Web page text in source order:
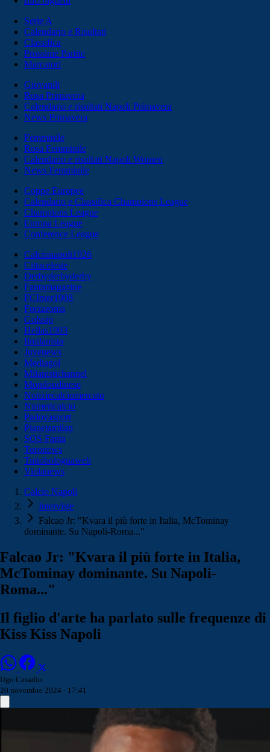
Serie A
Calendario e Risultati
Classifica
Prossime Partite
Marcatori
Giovanili
Rosa Primavera
Calendario e risultati Napoli Primavera
News Primavera
Femminile
Rosa Femminile
Calendario e risultati Napoli Women
News Femminile
Coppe Europee
Calendario e Classifica Champions League
Champions League
Europa League
Conference League
Calcionapoli1926
Cittaceleste
Derbyderbyderby
Fantamagazine
FCInter1908
Forzaroma
Golssip
Hellas1903
Ilmilanista
Juvenews
Mediagol
Milanistichannel
Mondoudinese
Notiziecalciomercato
Numericalcio
Padovasport
Pianetamilan
SOS Fanta
Toronews
Tuttobolognaweb
Violanews
Calcio Napoli
Interviste
Falcao Jr: "Kvara il più forte in Italia, McTominay
dominante. Su Napoli-Roma..."
Falcao Jr: "Kvara il più forte in Italia,
McTominay dominante. Su Napoli-
Roma..."
Il figlio d'arte ha parlato sulle frequenze di
Kiss Kiss Napoli
Ugo Casadio
20 novembre 2024 - 17:41